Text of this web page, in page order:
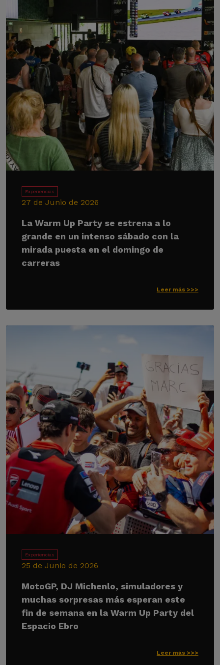
Experiencias
27 de Junio de 2026
La Warm Up Party se estrena a lo
grande en un intenso sábado con la
mirada puesta en el domingo de
carreras
Leer más >>>
Experiencias
25 de Junio de 2026
MotoGP, DJ Michenlo, simuladores y
muchas sorpresas más esperan este
fin de semana en la Warm Up Party del
Espacio Ebro
Leer más >>>